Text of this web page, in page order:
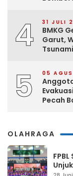
4 31 JULI
BMKG
Garut,
Tsunami
5 05
Pecah
OLAHRAGA